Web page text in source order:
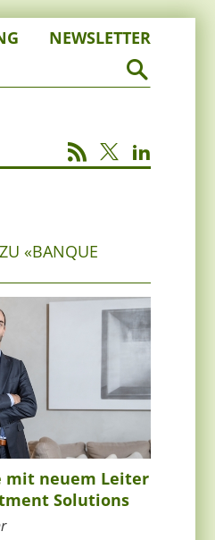
NEWSLETTER
«BANQUE
mit neuem Leiter
Solutions